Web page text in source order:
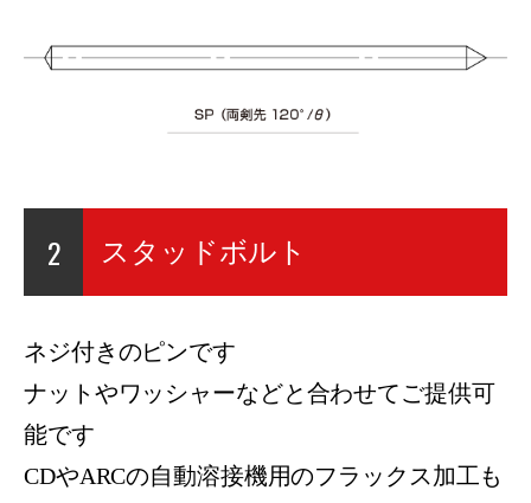
2 スタッドボルト
ネジ付きのピンです
ナットやワッシャーなどと合わせてご提供可
能です
CDやARCの自動溶接機用のフラックス加工も